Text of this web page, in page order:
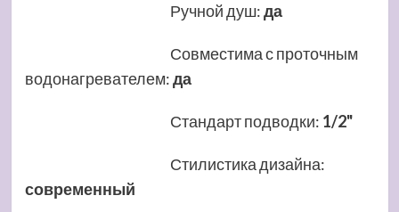
Ручной душ:да
Совместима с проточным
водонагревателем:да
Стандарт подводки: 1/2"
Стилистика дизайна:
современный